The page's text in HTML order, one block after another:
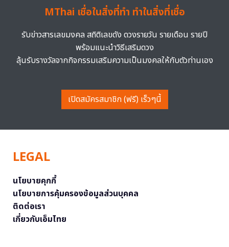
MThai เชื่อในสิ่งที่ทำ ทำในสิ่งที่เชื่อ
รับข่าวสารเลขมงคล สถิติเลขดัง ดวงรายวัน รายเดือน รายปี
พร้อมแนะนำวิธีเสริมดวง
ลุ้นรับรางวัลจากกิจกรรมเสริมความเป็นมงคลให้กับตัวท่านเอง
เปิดสมัครสมาชิก (ฟรี) เร็วๆนี้
LEGAL
นโยบายคุกกี้
นโยบายการคุ้มครองข้อมูลส่วนบุคคล
ติดต่อเรา
เกี่ยวกับเอ็มไทย